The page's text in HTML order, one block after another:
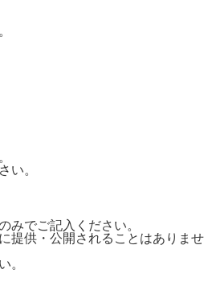
い。
みでご記入ください。
提供・公開されることはありませ
。